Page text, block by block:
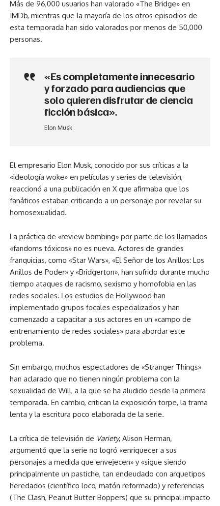
Más de 96,000 usuarios han valorado «The Bridge» en
IMDb, mientras que la mayoría de los otros episodios de
esta temporada han sido valorados por menos de 50,000
personas.
«Es completamente innecesario
y forzado para audiencias que
solo quieren disfrutar de ciencia
ficción básica».
Elon Musk
El empresario Elon Musk, conocido por sus críticas a la
«ideología woke» en películas y series de televisión,
reaccionó a una publicación en X que afirmaba que los
fanáticos estaban criticando a un personaje por revelar su
homosexualidad.
La práctica de «review bombing» por parte de los llamados
«fandoms tóxicos» no es nueva. Actores de grandes
franquicias, como «Star Wars», «El Señor de los Anillos: Los
Anillos de Poder» y «Bridgerton», han sufrido durante mucho
tiempo ataques de racismo, sexismo y homofobia en las
redes sociales. Los estudios de Hollywood han
implementado grupos focales especializados y han
comenzado a capacitar a sus actores en un «campo de
entrenamiento de redes sociales» para abordar este
problema.
Sin embargo, muchos espectadores de «Stranger Things»
han aclarado que no tienen ningún problema con la
sexualidad de Will, a la que se ha aludido desde la primera
temporada. En cambio, critican la exposición torpe, la trama
lenta y la escritura poco elaborada de la serie.
La crítica de televisión de Variety, Alison Herman,
argumentó que la serie no logró «enriquecer a sus
personajes a medida que envejecen» y «sigue siendo
principalmente un pastiche, tan endeudado con arquetipos
heredados (científico loco, matón reformado) y referencias
(The Clash, Peanut Butter Boppers) que su principal impacto